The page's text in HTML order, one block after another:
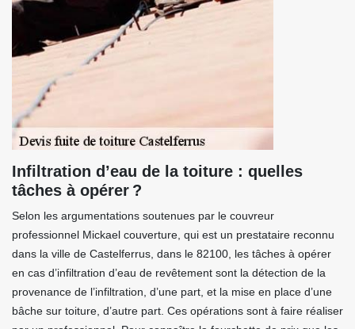
Infiltration d’eau de la toiture : quelles
tâches à opérer ?
Selon les argumentations soutenues par le couvreur
professionnel Mickael couverture, qui est un prestataire reconnu
dans la ville de Castelferrus, dans le 82100, les tâches à opérer
en cas d’infiltration d’eau de revêtement sont la détection de la
provenance de l’infiltration, d’une part, et la mise en place d’une
bâche sur toiture, d’autre part. Ces opérations sont à faire réaliser